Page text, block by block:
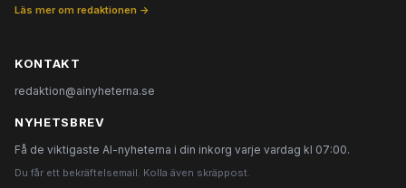
Läs mer om redaktionen →
KONTAKT
redaktion@ainyheterna.se
NYHETSBREV
Få de viktigaste AI-nyheterna i din inkorg varje vardag kl 07:00.
Du får ett bekräftelsemail. Kolla även skräppost.